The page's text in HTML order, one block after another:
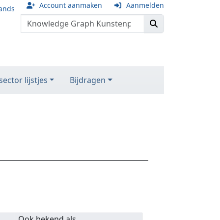
Account aanmaken Aanmelden
lijstjes Bijdragen